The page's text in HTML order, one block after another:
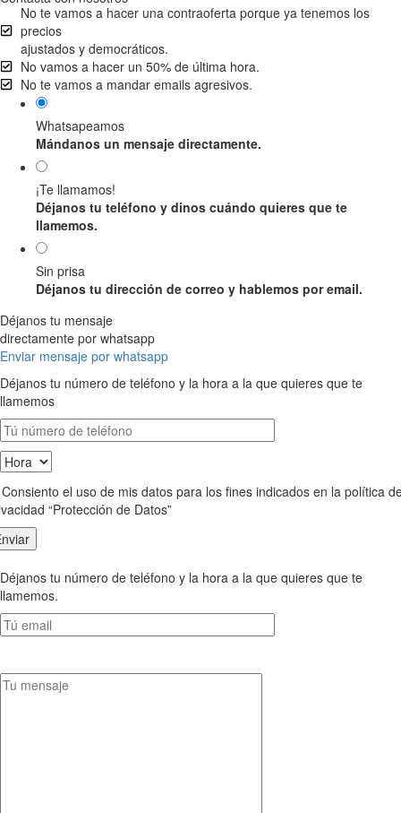
No te vamos a hacer una contraoferta porque ya tenemos los
precios
ajustados y democráticos.
No vamos a hacer un 50% de última hora.
No te vamos a mandar emails agresivos.
Whatsapeamos
Mándanos un mensaje directamente.
¡Te llamamos!
Déjanos tu teléfono y dinos cuándo quieres que te
llamemos.
Sin prisa
Déjanos tu dirección de correo y hablemos por email.
Déjanos tu mensaje
directamente por whatsapp
Enviar mensaje por whatsapp
Déjanos tu número de teléfono y la hora a la que quieres que te
llamemos
el uso de mis datos para los fines indicados en la política
“Protección de Datos”
Déjanos tu número de teléfono y la hora a la que quieres que te
llamemos.